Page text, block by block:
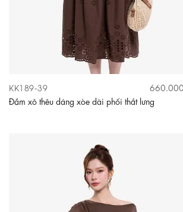
KK189-39
Đầm xô thêu dáng xòe dài phối thắt lưng